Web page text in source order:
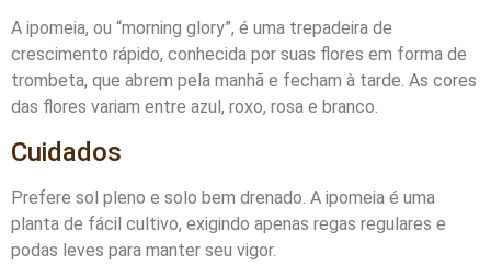
A ipomeia, ou “morning glory”, é uma trepadeira de
crescimento rápido, conhecida por suas flores em forma de
trombeta, que abrem pela manhã e fecham à tarde. As cores
das flores variam entre azul, roxo, rosa e branco.
Cuidados
Prefere sol pleno e solo bem drenado. A ipomeia é uma
planta de fácil cultivo, exigindo apenas regas regulares e
podas leves para manter seu vigor.